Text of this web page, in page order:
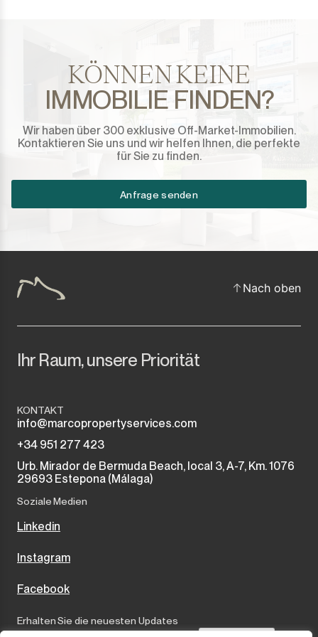
Torreguadiaro
Valle Romano
Castellar de la Frontera
Tarifa
KÖNNEN KEINE
IMMOBILIE FINDEN?
Wir haben über 300 exklusive Off-Market-Immobilien.
Kontaktieren Sie uns und wir helfen Ihnen, die perfekte
für Sie zu finden.
Anfrage senden
Nach oben
Ihr Raum, unsere Priorität
KONTAKT
info@marcopropertyservices.com
+34 951 277 423
Urb. Mirador de Bermuda Beach, local 3, A-7, Km. 1076
29693 Estepona (Málaga)
Soziale Medien
Linkedin
Instagram
Facebook
Erhalten Sie die neuesten Updates